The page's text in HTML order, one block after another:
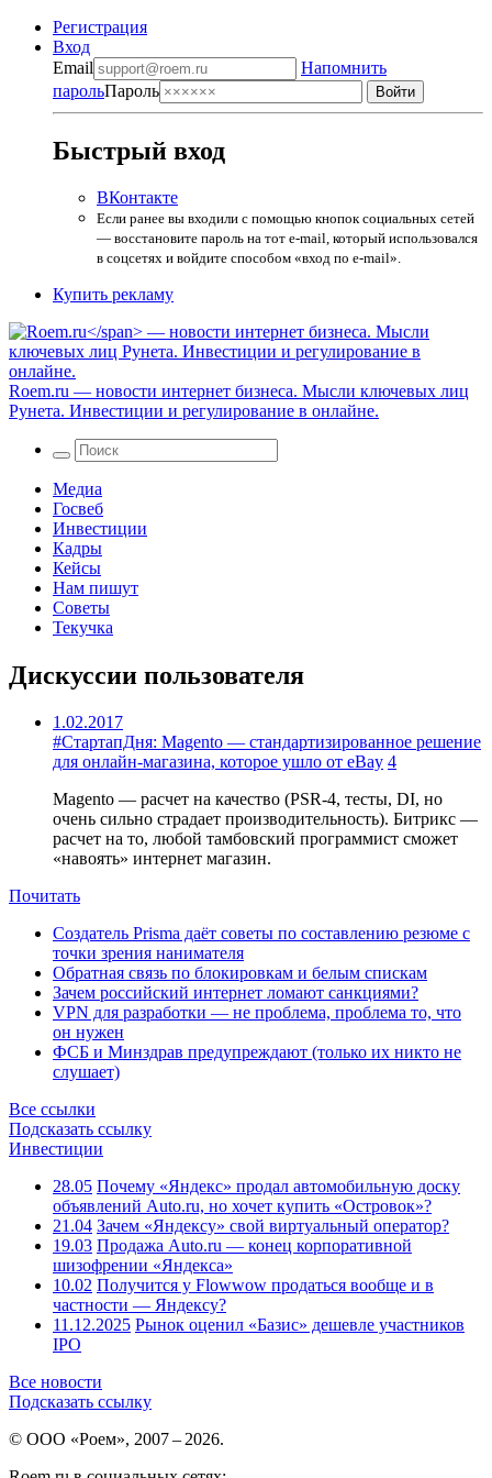
Регистрация
Вход
Email
Напомнить
парольПароль
Быстрый вход
ВКонтакте
Если ранее вы входили с помощью кнопок социальных сетей
— восстановите пароль на тот e-mail, который использовался
в соцсетях и войдите способом «вход по e-mail».
Купить рекламу
Roem.ru — новости интернет бизнеса. Мысли ключевых лиц
Рунета. Инвестиции и регулирование в онлайне.
Медиа
Госвеб
Инвестиции
Кадры
Кейсы
Нам пишут
Советы
Текучка
Дискуссии пользователя
1.02.2017
#СтартапДня: Magento — стандартизированное решение
для онлайн-магазина, которое ушло от eBay 4
Magento — расчет на качество (PSR-4, тесты, DI, но
очень сильно страдает производительность). Битрикс —
расчет на то, любой тамбовский программист сможет
«навоять» интернет магазин.
Почитать
Создатель Prisma даёт советы по составлению резюме с
точки зрения нанимателя
Обратная связь по блокировкам и белым спискам
Зачем российский интернет ломают санкциями?
VPN для разработки — не проблема, проблема то, что
он нужен
ФСБ и Минздрав предупреждают (только их никто не
слушает)
Все ссылки
Подсказать ссылку
Инвестиции
28.05 Почему «Яндекс» продал автомобильную доску
объявлений Auto.ru, но хочет купить «Островок»?
21.04 Зачем «Яндексу» свой виртуальный оператор?
19.03 Продажа Auto.ru — конец корпоративной
шизофрении «Яндекса»
10.02 Получится у Flowwow продаться вообще и в
частности — Яндексу?
11.12.2025 Рынок оценил «Базис» дешевле участников
IPO
Все новости
Подсказать ссылку
© ООО «Роем», 2007 – 2026.